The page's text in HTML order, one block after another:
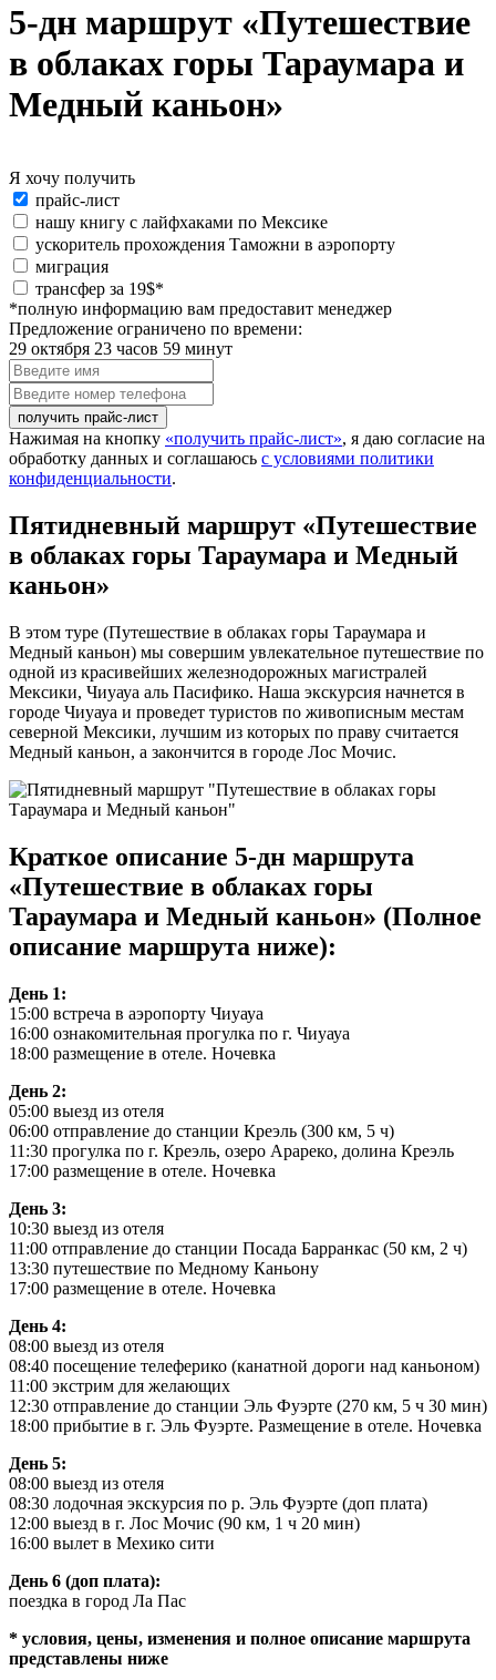
5-дн маршрут «Пyтешествие
в облаках горы Тараумара и
Медный каньон»
Я хочу получить
Я
хочу
получить:
прайс-лист
нашу книгу с лайфхаками по Мексике
ускоритель прохождения Таможни в аэропорту
миграция
special_offer2
трансфер за 19$*
*полную информацию вам предоставит менеджер
Предложение ограничено по времени:
29 октября 23 часов 59 минут
Введите
имя
Введите
номер
телефона
Нажимая на кнопку «получить прайс-лист», я даю согласие на
обработку данных и соглашаюсь с условиями политики
конфиденциальности.
Пятидневный маршрут «Пyтешествие
в облаках горы Тараумара и Медный
каньон»
В этом туре (Пyтешествие в облаках горы Тараумара и
Медный каньон) мы совершим увлекательное путешествие по
одной из красивейших железнодорожных магистралей
Мексики, Чиуауа аль Пасифико. Наша экскурсия начнется в
городе Чиуауа и проведет туристов по живописным местам
северной Мексики, лучшим из которых по праву считается
Медный каньон, а закончится в городе Лос Мочис.
Краткое описание 5-дн маршрута
«Пyтешествие в облаках горы
Тараумара и Медный каньон» (Полное
описание маршрута ниже):
День 1:
15:00 встреча в аэропорту Чиуауа
16:00 ознакомительная прогулка по г. Чиуауа
18:00 размещение в отеле. Ночевка
День 2:
05:00 выезд из отеля
06:00 отправление до станции Креэль (300 км, 5 ч)
11:30 прогулка по г. Креэль, озеро Арареко, долина Креэль
17:00 размещение в отеле. Ночевка
День 3:
10:30 выезд из отеля
11:00 отправление до станции Посада Барранкас (50 км, 2 ч)
13:30 путешествие по Медному Каньону
17:00 размещение в отеле. Ночевка
День 4:
08:00 выезд из отеля
08:40 посещение телеферико (канатной дороги над каньоном)
11:00 экстрим для желающих
12:30 отправление до станции Эль Фуэрте (270 км, 5 ч 30 мин)
18:00 прибытие в г. Эль Фуэрте. Размещение в отеле. Ночевка
День 5:
08:00 выезд из отеля
08:30 лодочная экскурсия по р. Эль Фуэрте (доп плата)
12:00 выезд в г. Лос Мочис (90 км, 1 ч 20 мин)
16:00 вылет в Мехико сити
День 6 (доп плата):
поездка в город Ла Пас
* условия, цены, изменения и полное описание маршрута
представлены ниже